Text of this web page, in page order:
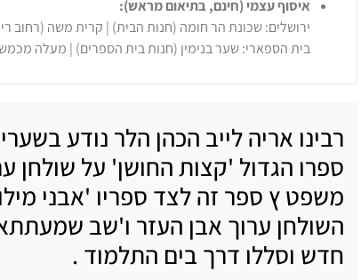
איסוף עצמי (חינם, בתיאום מראש):
ירושלים: שכונת הר חומה (חנות הבית) | קרית משה (רחוב ריינס
בית הספארי: שער בנימין (חנות בית הספרים) | מעלה
רבינו אריה לייב הכהן הלר נודע
ספרו הגדול 'קצות החושן' על שולחן
משפט ץ ספר זה לצד ספריו 'אבני
השולחן ערוך אבן העזר ו'שב
חדש וסללו דרך בים התלמוד .